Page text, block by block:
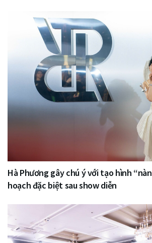
Hà Phương gây chú ý với tạo hình
hoạch đặc biệt sau show diễn